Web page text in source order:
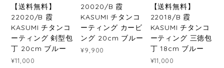
【送料無料】
22020/B 霞
KASUMI チタンコ
ーティング 剣型包
丁 20cm ブルー
¥11,000
20020/B 霞
KASUMI チタンコ
ーティング カービ
ング 20cm ブルー
¥9,900
【送料無料】
22018/B 霞
KASUMI チタンコ
ーティング 三徳包
丁 18cm ブルー
¥11,000